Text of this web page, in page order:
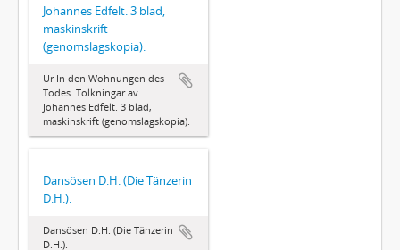
Johannes Edfelt. 3 blad,
maskinskrift
(genomslagskopia).
Ur In den Wohnungen des
Todes. Tolkningar av
Johannes Edfelt. 3 blad,
maskinskrift (genomslagskopia).
Dansösen D.H. (Die Tänzerin
D.H.).
Dansösen D.H. (Die Tänzerin
D.H.).